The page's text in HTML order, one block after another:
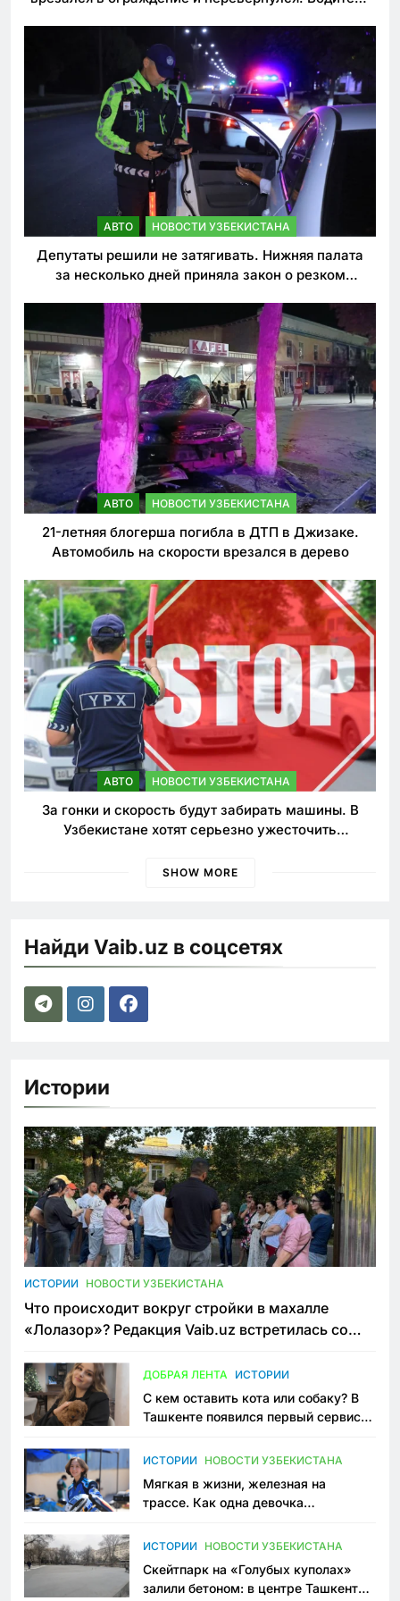
АВТО НОВОСТИ УЗБЕКИСТАНА
Депутаты решили не затягивать. Нижняя палата
за несколько дней приняла закон о резком
АВТО НОВОСТИ УЗБЕКИСТАНА
21-летняя блогерша погибла в ДТП в Джизаке.
Автомобиль на скорости врезался в дерево
АВТО НОВОСТИ УЗБЕКИСТАНА
За гонки и скорость будут забирать машины. В
Узбекистане хотят серьезно ужесточить
SHOW MORE
Найди Vaib.uz в соцсетях
Истории
ИСТОРИИ НОВОСТИ УЗБЕКИСТАНА
Что происходит вокруг стройки в махалле
«Лолазор»? Редакция Vaib.uz встретилась со
ДОБРАЯ ЛЕНТА ИСТОРИИ
С кем оставить кота или собаку? В
Ташкенте появился первый сервис
ИСТОРИИ НОВОСТИ УЗБЕКИСТАНА
Мягкая в жизни, железная на
трассе. Как одна девочка
Узбекистане
ИСТОРИИ НОВОСТИ УЗБЕКИСТАНА
Скейтпарк на «Голубых куполах»
залили бетоном: в центре Ташкента